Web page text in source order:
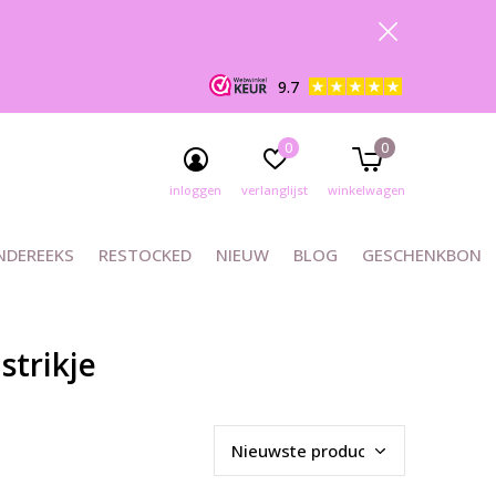
RESTOCKED NIEUW BLOG GESCHENKBON
inloggen verlanglijst
0
winkelwagen
0
9.7